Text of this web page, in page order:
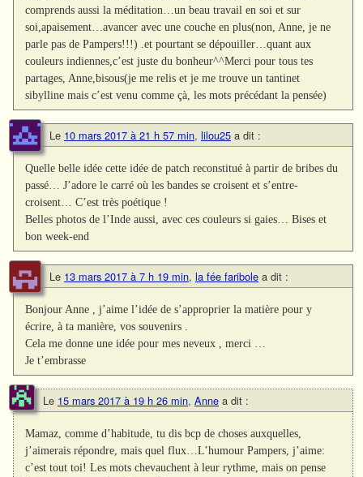
comprends aussi la méditation…un beau travail en soi et sur
soi,apaisement…avancer avec une couche en plus(non, Anne, je ne
parle pas de Pampers!!!) .et pourtant se dépouiller…quant aux
couleurs indiennes,c’est juste du bonheur^^Merci pour tous tes
partages, Anne,bisous(je me relis et je me trouve un tantinet
sibylline mais c’est venu comme çà, les mots précédant la pensée)
Le 10 mars 2017 à 21 h 57 min, lilou25 a dit :
Quelle belle idée cette idée de patch reconstitué à partir de bribes du
passé… J’adore le carré où les bandes se croisent et s’entre-
croisent… C’est très poétique !
Belles photos de l’Inde aussi, avec ces couleurs si gaies… Bises et
bon week-end
Le 13 mars 2017 à 7 h 19 min, la fée faribole a dit :
Bonjour Anne , j’aime l’idée de s’approprier la matière pour y
écrire, à ta manière, vos souvenirs .
Cela me donne une idée pour mes neveux , merci …
Je t’embrasse
Le 15 mars 2017 à 19 h 26 min, Anne a dit :
Mamaz, comme d’habitude, tu dis bcp de choses auxquelles,
j’aimerais répondre, mais quel flux…L’humour Pampers, j’aime:
c’est tout toi! Les mots chevauchent à leur rythme, mais on pense